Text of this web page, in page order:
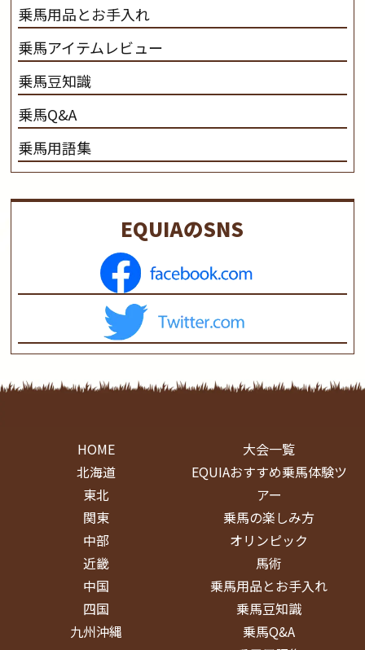
乗馬用品とお手入れ
乗馬アイテムレビュー
乗馬豆知識
乗馬Q&A
乗馬用語集
EQUIAのSNS
HOME
北海道
東北
関東
中部
近畿
中国
四国
九州沖縄
大会一覧
EQUIAおすすめ乗馬体験ツ
アー
乗馬の楽しみ方
オリンピック
馬術
乗馬用品とお手入れ
乗馬豆知識
乗馬Q&A